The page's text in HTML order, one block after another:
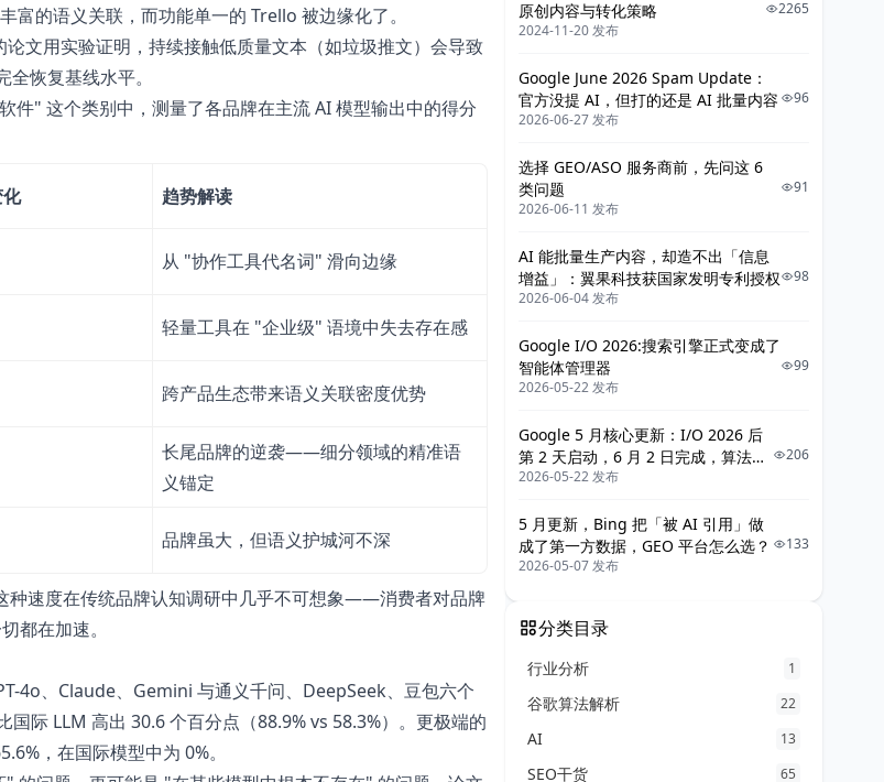
的语义关联，而功能单一的 Trello 被边缘化了。
文用实验证明，持续接触低质量文本（如垃圾推文）会导致
恢复基线水平。
" 这个类别中，测量了各品牌在主流 AI 模型输出中的得分
趋势解读
从 "协作工具代名词" 滑向边缘
轻量工具在 "企业级" 语境中失去存在感
跨产品生态带来语义关联密度优势
长尾品牌的逆袭——细分领域的精准语
义锚定
品牌虽大，但语义护城河不深
种速度在传统品牌认知调研中几乎不可想象——消费者对品牌
都在加速。
4o、Claude、Gemini 与通义千问、DeepSeek、豆包六个
际 LLM 高出 30.6 个百分点（88.9% vs 58.3%）。更极端的
，在国际模型中为 0%。
原创内容与转化策略
2024-11-20 发布
2265
Google June 2026 Spam Update：
官方没提 AI，但打的还是 AI 批量内容
2026-06-27 发布
96
选择 GEO/ASO 服务商前，先问这 6
类问题
2026-06-11 发布
91
AI 能批量生产内容，却造不出「信息
增益」：翼果科技获国家发明专利授权
2026-06-04 发布
98
Google I/O 2026:搜索引擎正式变成了
智能体管理器
2026-05-22 发布
99
Google 5 月核心更新：I/O 2026 后
第 2 天启动，6 月 2 日完成，算法为
Gemini 3.5 重新筛 AI 引用素材
2026-05-22 发布
206
5 月更新，Bing 把「被 AI 引用」做
成了第一方数据，GEO 平台怎么选？
2026-05-07 发布
133
分类目录
行业分析 1
谷歌算法解析 22
AI 13
SEO干货 65